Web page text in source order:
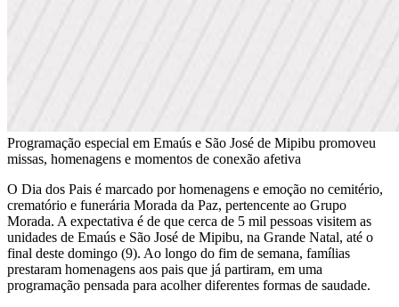
Programação especial em Emaús e São José de Mipibu promoveu
missas, homenagens e momentos de conexão afetiva
O Dia dos Pais é marcado por homenagens e emoção no cemitério,
crematório e funerária Morada da Paz, pertencente ao Grupo
Morada. A expectativa é de que cerca de 5 mil pessoas visitem as
unidades de Emaús e São José de Mipibu, na Grande Natal, até o
final deste domingo (9). Ao longo do fim de semana, famílias
prestaram homenagens aos pais que já partiram, em uma
programação pensada para acolher diferentes formas de saudade.